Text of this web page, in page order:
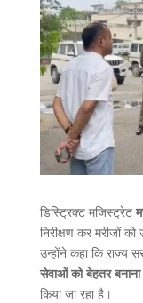
डिस्ट्रिक्ट मजिस्ट्रेट
निरीक्षण कर मरीजों
उन्होंने कहा कि राज्य
सेवाओं को बेहतर बनाना
किया जा रहा है।